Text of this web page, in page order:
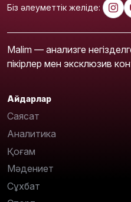
Біз әлеуметтік желіде:
Malim — анализге
пікірлер мен эксклюзив
Айдарлар
Саясат
Аналитика
Қоғам
Мәдениет
Сұхбат